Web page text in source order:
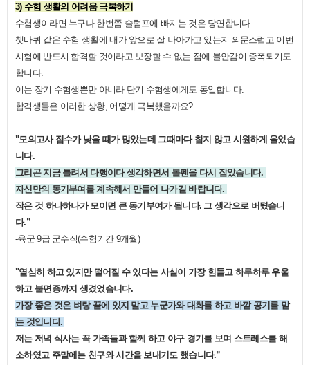
3) 수험 생활의 어려움 극복하기
수험생이라면 누구나 한번쯤 슬럼프에 빠지는 것은 당연합니다.
쳇바퀴 같은 수험 생활에 내가 앞으로 잘 나아가고 있는지 의문스럽고 이번
시험에 반드시 합격할 것이라고 보장할 수 없는 점에 불안감이 증폭되기도
합니다.
이는 장기 수험생뿐만 아니라 단기 수험생에게도 동일합니다.
합격생들은 이러한 상황, 어떻게 극복했을까요?
"모의고사 점수가 낮을 때가 많았는데 그때마다 참지 않고 시원하게 울었습
니다.
그리곤 지금 틀려서 다행이다 생각하면서 볼펜을 다시 잡았습니다.
자신만의 동기부여를 계속해서 만들어 나가길 바랍니다.
작은 것 하나하나가 모이면 큰 동기부여가 됩니다. 그 생각으로 버텼습니
다.”
-육군9급 군수직(수험기간 9개월)
"열심히 하고 있지만 떨어질 수 있다는 사실이 가장 힘들고 하루하루 우울
하고 불면증까지 생겼었습니다.
가장 좋은 것은 벼랑 끝에 있지 말고 누군가와 대화를 하고 바깥 공기를 맡
는 것입니다.
저는 저녁 식사는 꼭 가족들과 함께 하고 야구 경기를 보며 스트레스를 해
소하였고 주말에는 친구와 시간을 보내기도 했습니다.”